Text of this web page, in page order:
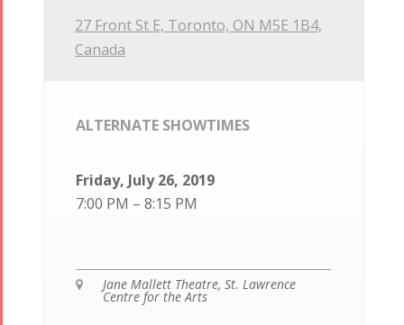
27 Front St E, Toronto, ON M5E 1B4,
Canada
ALTERNATE SHOWTIMES
Friday, July 26, 2019
7:00 PM – 8:15 PM
Jane Mallett Theatre, St. Lawrence
Centre for the Arts